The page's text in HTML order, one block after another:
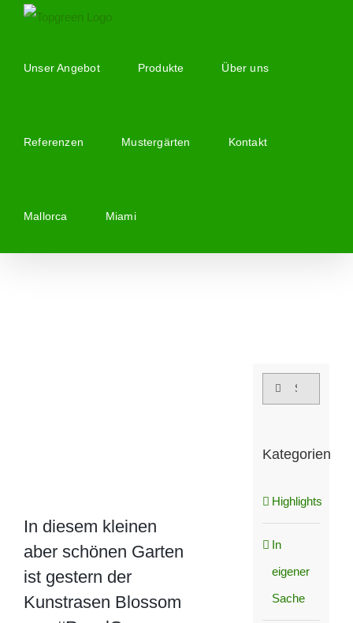
springenUnser Angebot Produkte Über uns
Referenzen Mustergärten Kontakt
Mallorca Miami
In diesem kleinen
aber schönen Garten
ist gestern der
Kunstrasen Blossom
Suche
Kategorien
Highlights
In
eigener
Sache